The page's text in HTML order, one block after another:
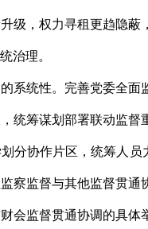
级，权力寻租更趋隐
治理。
系统性。完善党委全
统筹谋划部署联动监
分协作片区，统筹人
察监督与其他监督贯
会监督贯通协调的具